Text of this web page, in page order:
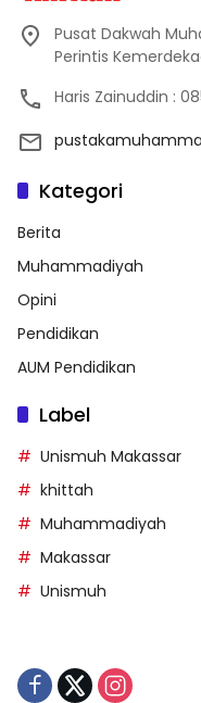
Pusat Dakwah
Perintis
Haris Zainuddin :
Kategori
Berita
Muhammadiyah
Opini
Pendidikan
AUM Pendidikan
Label
Unismuh Makassar
khittah
Muhammadiyah
Makassar
Unismuh